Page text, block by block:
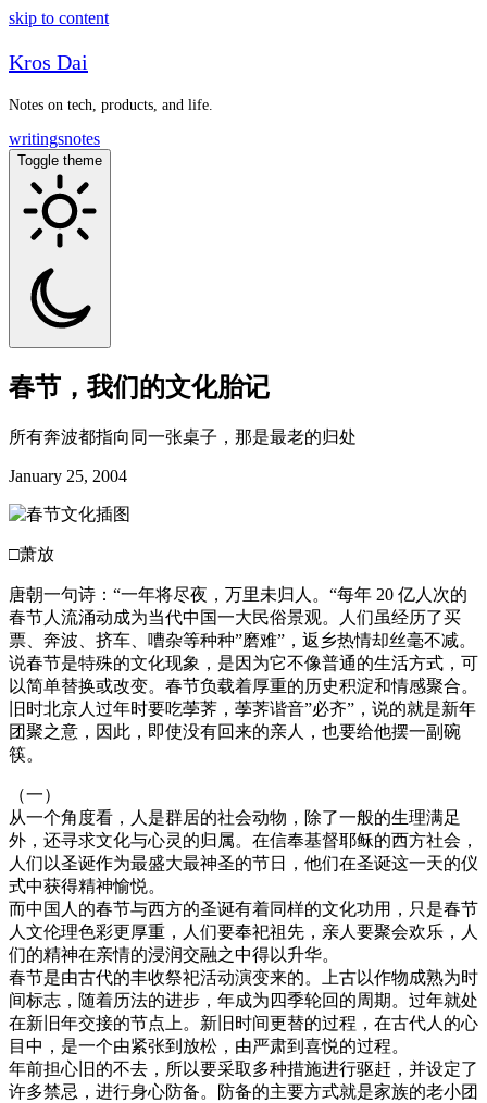
skip to content
Kros Dai
Notes on tech, products, and life.
writingsnotes
Toggle theme
春节，我们的文化胎记
所有奔波都指向同一张桌子，那是最老的归处
January 25, 2004
□萧放
唐朝一句诗：“一年将尽夜，万里未归人。“每年 20 亿人次的
春节人流涌动成为当代中国一大民俗景观。人们虽经历了买
票、奔波、挤车、嘈杂等种种”磨难”，返乡热情却丝毫不减。
说春节是特殊的文化现象，是因为它不像普通的生活方式，可
以简单替换或改变。春节负载着厚重的历史积淀和情感聚合。
旧时北京人过年时要吃荸荠，荸荠谐音”必齐”，说的就是新年
团聚之意，因此，即使没有回来的亲人，也要给他摆一副碗
筷。
（一）
从一个角度看，人是群居的社会动物，除了一般的生理满足
外，还寻求文化与心灵的归属。在信奉基督耶稣的西方社会，
人们以圣诞作为最盛大最神圣的节日，他们在圣诞这一天的仪
式中获得精神愉悦。
而中国人的春节与西方的圣诞有着同样的文化功用，只是春节
人文伦理色彩更厚重，人们要奉祀祖先，亲人要聚会欢乐，人
们的精神在亲情的浸润交融之中得以升华。
春节是由古代的丰收祭祀活动演变来的。上古以作物成熟为时
间标志，随着历法的进步，年成为四季轮回的周期。过年就处
在新旧年交接的节点上。新旧时间更替的过程，在古代人的心
目中，是一个由紧张到放松，由严肃到喜悦的过程。
年前担心旧的不去，所以要采取多种措施进行驱赶，并设定了
许多禁忌，进行身心防备。防备的主要方式就是家族的老小团